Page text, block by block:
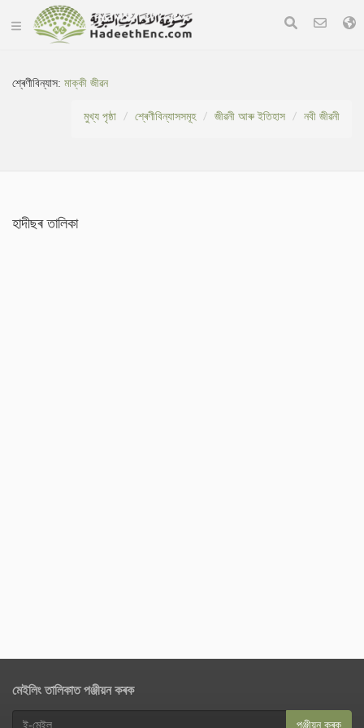
শ্ৰেণীবিন্যাস:মাক্কী জীৱন
মুখ্য পৃষ্ঠা
শ্ৰেণীবিন্যাসসমূহ জীৱনী আৰু ইতিহাস নবী জীৱনী
হাদীছৰ তালিকা
মেইলিং তালিকাত পঞ্জীয়ন কৰক